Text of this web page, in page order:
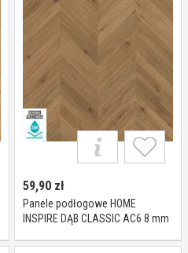
59,90 zł
Panele podłogowe HOME
INSPIRE DĄB CLASSIC AC6 8 mm